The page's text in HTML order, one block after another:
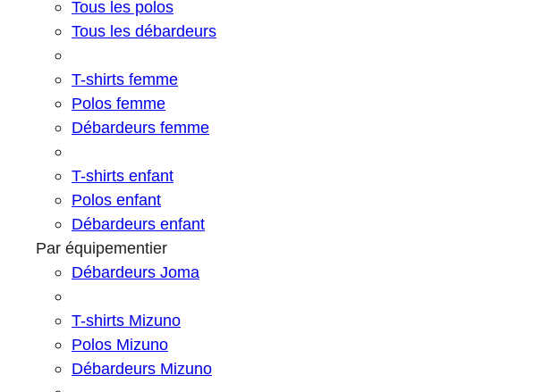
Tous les polos
Tous les débardeurs
T-shirts femme
Polos femme
Débardeurs femme
T-shirts enfant
Polos enfant
Débardeurs enfant
Par équipementier
Débardeurs Joma
T-shirts Mizuno
Polos Mizuno
Débardeurs Mizuno